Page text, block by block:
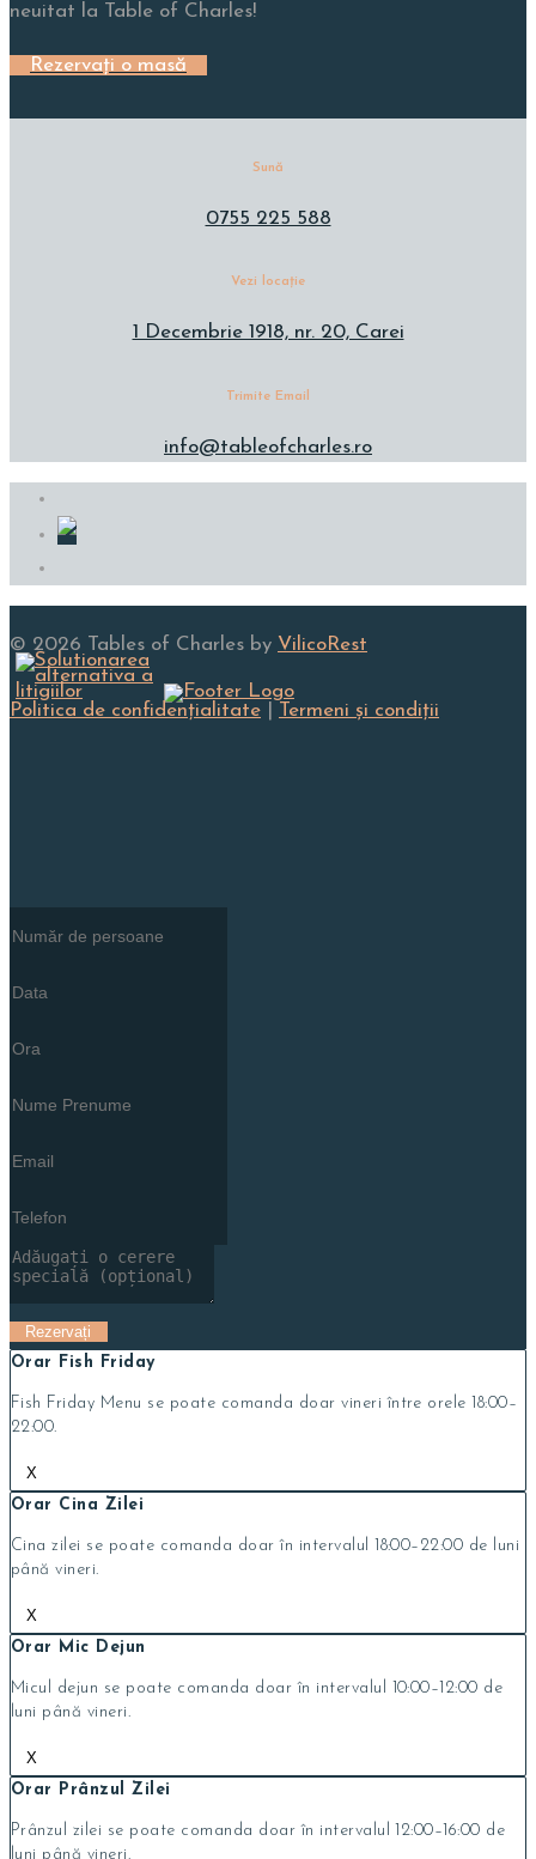
neuitat la Table of Charles!
Rezervați o masă
Sună
0755 225 588
Vezi locație
1 Decembrie 1918, nr. 20, Carei
Trimite Email
info@tableofcharles.ro
© 2026 Tables of Charles by VilicoRest
Politica de confidenţialitate Termeni și condiţii
Orar Fish Friday
Fish Friday Menu se poate comanda doar vineri între orele 18:00–
22:00.
X
Orar Cina Zilei
Cina zilei se poate comanda doar în intervalul 18:00–22:00 de luni
până vineri.
X
Orar Mic Dejun
Micul dejun se poate comanda doar în intervalul 10:00–12:00 de
luni până vineri.
X
Orar Prânzul Zilei
Prânzul zilei se poate comanda doar în intervalul 12:00–16:00 de
luni până vineri.